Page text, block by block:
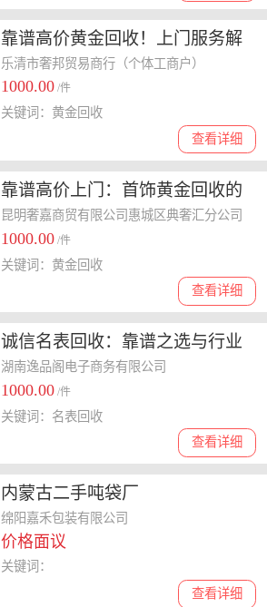
靠谱高价黄金回收！上门服务解
您之忧
乐清市奢邦贸易商行（个体工商户）
1000.00 /件
查看详细
关键词：黄金回收
靠谱高价上门：首饰黄金回收的
明智之选
昆明奢嘉商贸有限公司惠城区典奢汇分公司
1000.00 /件
查看详细
关键词：黄金回收
诚信名表回收：靠谱之选与行业
洞察
湖南逸品阁电子商务有限公司
1000.00 /件
查看详细
关键词：名表回收
内蒙古二手吨袋厂
绵阳嘉禾包装有限公司
价格面议
查看详细
关键词：